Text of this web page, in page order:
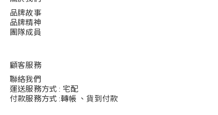
品牌故事
品牌精神
團隊成員
顧客服務
聯絡我們
運送服務方式 : 宅配
付款服務方式 :轉帳 、貨到付款